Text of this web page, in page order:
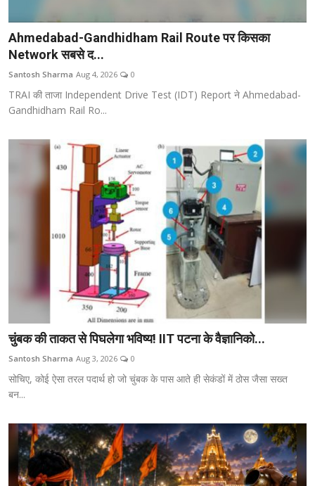
Ahmedabad-Gandhidham Rail Route पर किसका
Network सबसे द...
Santosh Sharma Aug 4, 2026 0
TRAI की ताजा Independent Drive Test (IDT) Report ने Ahmedabad-
Gandhidham Rail Ro...
चुंबक की ताकत से पिघलेगा भविष्य! IIT पटना के वैज्ञानिको...
Santosh Sharma Aug 3, 2026 0
सोचिए, कोई ऐसा तरल पदार्थ हो जो चुंबक के पास आते ही सेकंडों में ठोस जैसा सख्त
बन...